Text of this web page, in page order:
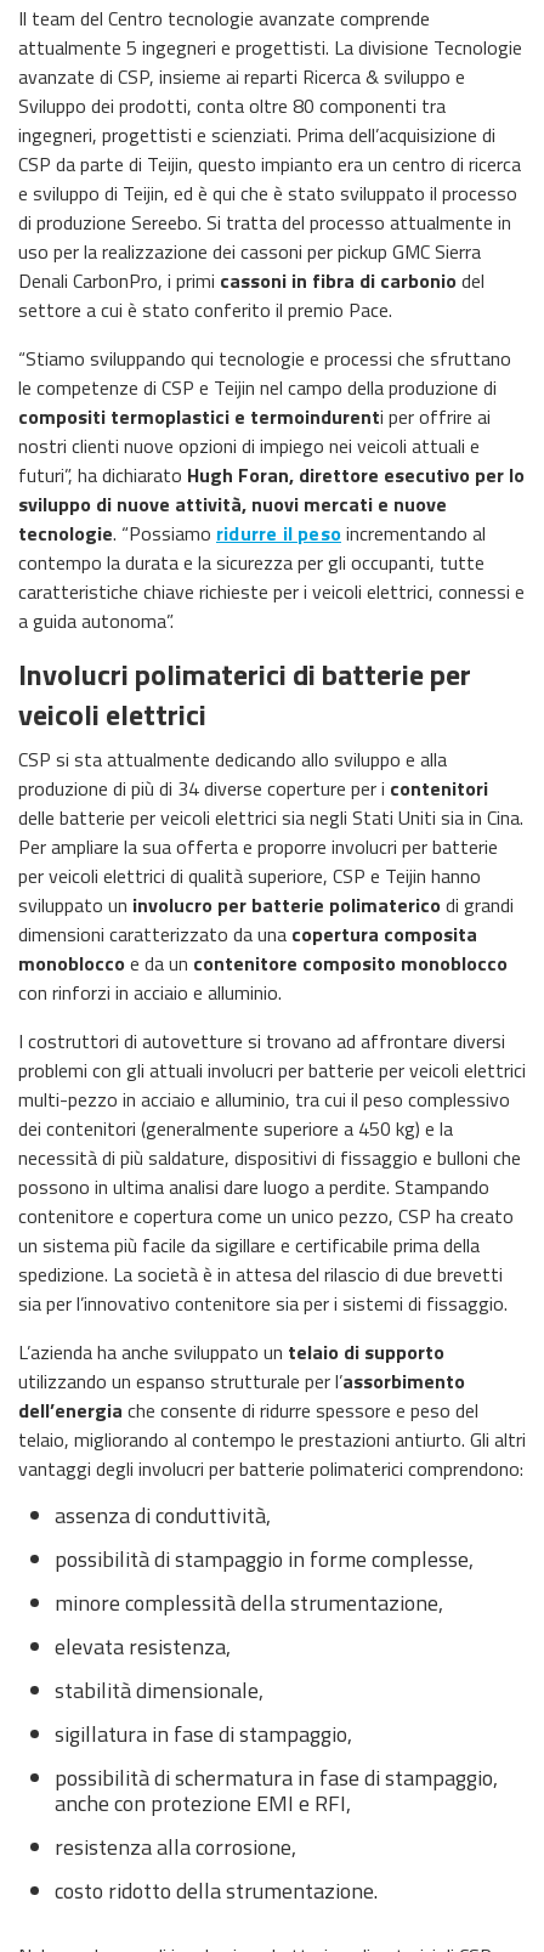
Il team del Centro tecnologie avanzate comprende
attualmente 5 ingegneri e progettisti. La divisione Tecnologie
avanzate di CSP, insieme ai reparti Ricerca & sviluppo e
Sviluppo dei prodotti, conta oltre 80 componenti tra
ingegneri, progettisti e scienziati. Prima dell’acquisizione di
CSP da parte di Teijin, questo impianto era un centro di ricerca
e sviluppo di Teijin, ed è qui che è stato sviluppato il processo
di produzione Sereebo. Si tratta del processo attualmente in
uso per la realizzazione dei cassoni per pickup GMC Sierra
Denali CarbonPro, i primi cassoni in fibra di carbonio del
settore a cui è stato conferito il premio Pace.
“Stiamo sviluppando qui tecnologie e processi che sfruttano
le competenze di CSP e Teijin nel campo della produzione di
compositi termoplastici e termoindurenti per offrire ai
nostri clienti nuove opzioni di impiego nei veicoli attuali e
futuri”, ha dichiarato Hugh Foran, direttore esecutivo per lo
sviluppo di nuove attività, nuovi mercati e nuove
tecnologie. “Possiamo ridurre il pesoincrementando al
contempo la durata e la sicurezza per gli occupanti, tutte
caratteristiche chiave richieste per i veicoli elettrici, connessi e
a guida autonoma”.
Involucri polimaterici di batterie per
veicoli elettrici
CSP si sta attualmente dedicando allo sviluppo e alla
produzione di più di 34 diverse coperture per i contenitori
delle batterie per veicoli elettrici sia negli Stati Uniti sia in Cina.
Per ampliare la sua offerta e proporre involucri per batterie
per veicoli elettrici di qualità superiore, CSP e Teijin hanno
sviluppato un involucro per batterie polimaterico di grandi
dimensioni caratterizzato da una copertura composita
monoblocco e da un contenitore composito monoblocco
con rinforzi in acciaio e alluminio.
I costruttori di autovetture si trovano ad affrontare diversi
problemi con gli attuali involucri per batterie per veicoli elettrici
multi-pezzo in acciaio e alluminio, tra cui il peso complessivo
dei contenitori (generalmente superiore a 450 kg) e la
necessità di più saldature, dispositivi di fissaggio e bulloni che
possono in ultima analisi dare luogo a perdite. Stampando
contenitore e copertura come un unico pezzo, CSP ha creato
un sistema più facile da sigillare e certificabile prima della
spedizione. La società è in attesa del rilascio di due brevetti
sia per l’innovativo contenitore sia per i sistemi di fissaggio.
L’azienda ha anche sviluppato un telaio di supporto
utilizzando un espanso strutturale per l’assorbimento
dell’energia che consente di ridurre spessore e peso del
telaio, migliorando al contempo le prestazioni antiurto. Gli altri
vantaggi degli involucri per batterie polimaterici comprendono:
assenza di conduttività,
possibilità di stampaggio in forme complesse,
minore complessità della strumentazione,
elevata resistenza,
stabilità dimensionale,
sigillatura in fase di stampaggio,
possibilità di schermatura in fase di stampaggio,
anche con protezione EMI e RFI,
resistenza alla corrosione,
costo ridotto della strumentazione.